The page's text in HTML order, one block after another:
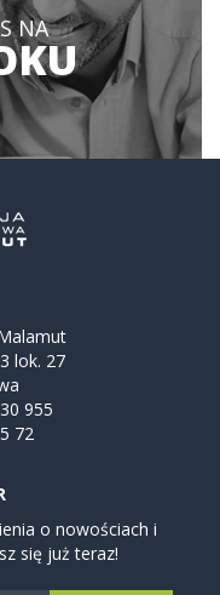
NA
lok. 27
955
72
o nowościach i
się już teraz!